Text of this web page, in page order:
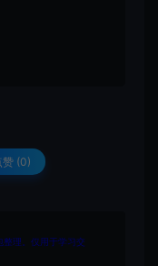
赞 (0)
整理。仅用于学习交